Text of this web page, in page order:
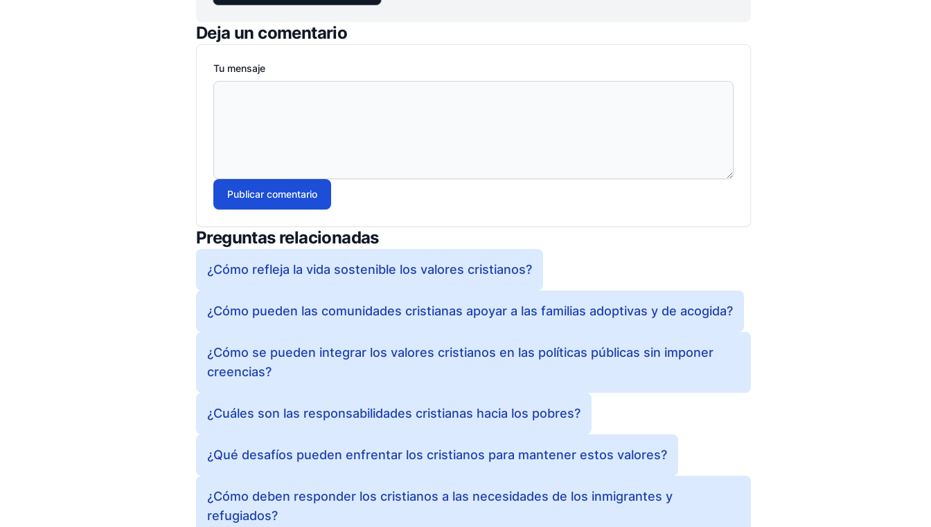
Deja un comentario
Tu mensaje
Publicar comentario
Preguntas relacionadas
¿Cómo refleja la vida sostenible los valores cristianos?
¿Cómo pueden las comunidades cristianas apoyar a las familias adoptivas y de acogida?
¿Cómo se pueden integrar los valores cristianos en las políticas públicas sin imponer
creencias?
¿Cuáles son las responsabilidades cristianas hacia los pobres?
¿Qué desafíos pueden enfrentar los cristianos para mantener estos valores?
¿Cómo deben responder los cristianos a las necesidades de los inmigrantes y
refugiados?